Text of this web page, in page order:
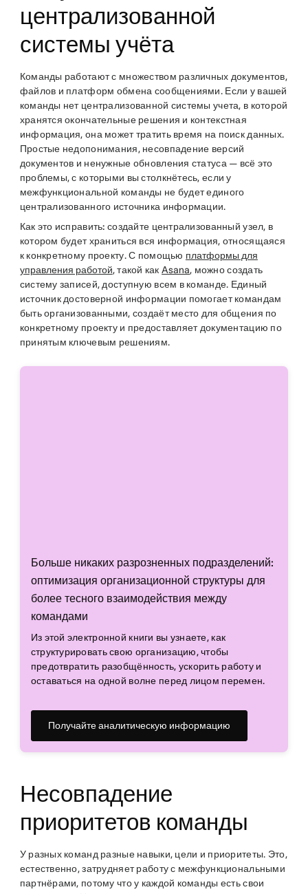
централизованной
системы учёта
Команды работают с множеством различных документов,
файлов и платформ обмена сообщениями. Если у вашей
команды нет централизованной системы учета, в которой
хранятся окончательные решения и контекстная
информация, она может тратить время на поиск данных.
Простые недопонимания, несовпадение версий
документов и ненужные обновления статуса — всё это
проблемы, с которыми вы столкнётесь, если у
межфункциональной команды не будет единого
централизованного источника информации.
Как это исправить: создайте централизованный узел, в
котором будет храниться вся информация, относящаяся
к конкретному проекту. С помощью платформы для
управления работой, такой какAsana, можно создать
систему записей, доступную всем в команде. Единый
источник достоверной информации помогает командам
быть организованными, создаёт место для общения по
конкретному проекту и предоставляет документацию по
принятым ключевым решениям.
Больше никаких разрозненных подразделений:
оптимизация организационной структуры для
более тесного взаимодействия между
командами
Из этой электронной книги вы узнаете, как
структурировать свою организацию, чтобы
предотвратить разобщённость, ускорить работу и
оставаться на одной волне перед лицом перемен.
Получайте аналитическую информацию
Несовпадение
приоритетов команды
У разных команд разные навыки, цели и приоритеты. Это,
естественно, затрудняет работу с межфункциональными
партнёрами, потому что у каждой команды есть свои